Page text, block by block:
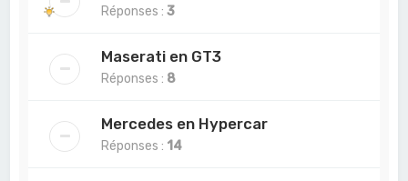
Réponses :3
Maserati en GT3
Réponses : 8
Mercedes en Hypercar
Réponses : 14